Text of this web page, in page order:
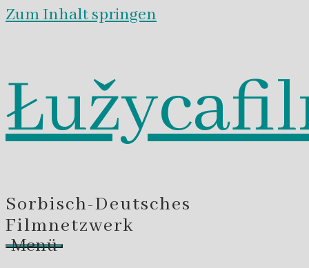
Zum Inhalt springen
Sorbisch-Deutsches
Filmnetzwerk
Menü